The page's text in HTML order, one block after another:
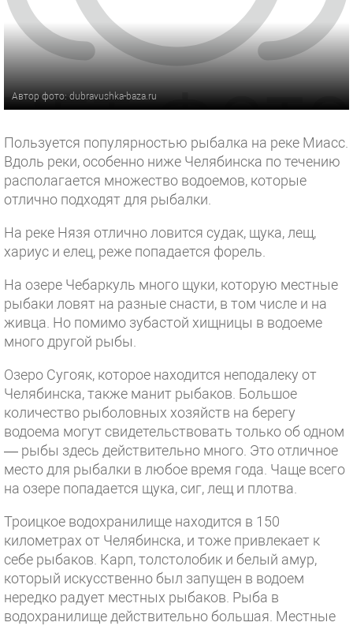
Автор фото: dubravushka-baza.ru
Пользуется популярностью рыбалка на реке Миасс.
Вдоль реки, особенно ниже Челябинска по течению
располагается множество водоемов, которые
отлично подходят для рыбалки.
На реке Нязя отлично ловится судак, щука, лещ,
хариус и елец, реже попадается форель.
На озере Чебаркуль много щуки, которую местные
рыбаки ловят на разные снасти, в том числе и на
живца. Но помимо зубастой хищницы в водоеме
много другой рыбы.
Озеро Сугояк, которое находится неподалеку от
Челябинска, также манит рыбаков. Большое
количество рыболовных хозяйств на берегу
водоема могут свидетельствовать только об одном
— рыбы здесь действительно много. Это отличное
место для рыбалки в любое время года. Чаще всего
на озере попадается щука, сиг, лещ и плотва.
Троицкое водохранилище находится в 150
километрах от Челябинска, и тоже привлекает к
себе рыбаков. Карп, толстолобик и белый амур,
который искусственно был запущен в водоем
нередко радует местных рыбаков. Рыба в
водохранилище действительно большая. Местные